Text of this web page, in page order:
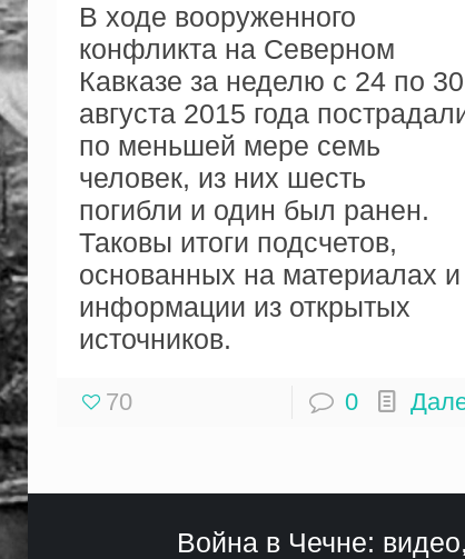
В ходе вооруженного
конфликта на Северном
Кавказе за неделю с 24 по 30
августа 2015 года
по меньшей мере семь
человек, из них шесть
погибли и один был ранен.
Таковы итоги подсчетов,
основанных на материалах и
информации из открытых
источников.
70 0
Война в Чечне: